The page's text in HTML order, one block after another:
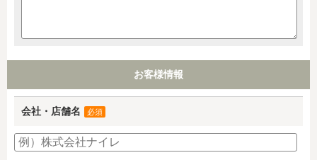
お客様情報
会社・店舗名 必須